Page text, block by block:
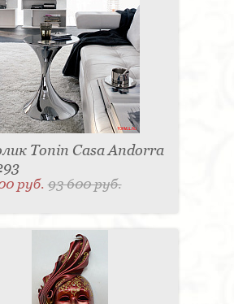
Tonin Casa Andorra
руб.93 600 руб.